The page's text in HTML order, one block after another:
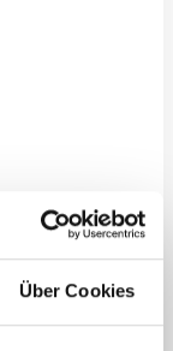
Über Cookies